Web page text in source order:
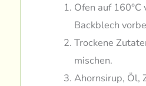
Ofen auf 160°C
Backblech
Trockene
mischen.
Ahornsirup, Öl,